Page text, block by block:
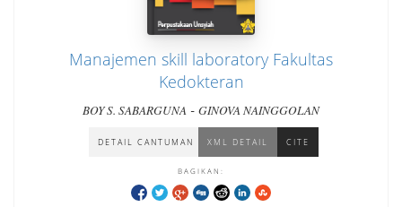
Manajemen skill laboratory Fakultas
Kedokteran
BOY S. SABARGUNA - GINOVA NAINGGOLAN
DETAIL CANTUMAN XML DETAIL CITE
BAGIKAN: